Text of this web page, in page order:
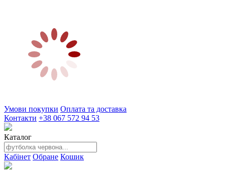
Умови покупки Оплата та доставка
Контакти +38 067 572 94 53
Каталог
Кабінет Обране Кошик